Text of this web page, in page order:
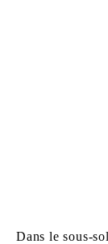
Dans le sous-